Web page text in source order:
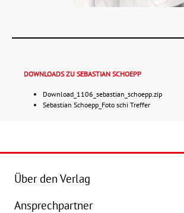
Buch: 24,00
eBook:
DOWNLOADS ZU SEBASTIAN SCHOEPP
Download_1106_sebastian_schoepp.zip
Sebastian Schoepp_Foto schi Treffer
Über den Verlag
Ansprechpartner